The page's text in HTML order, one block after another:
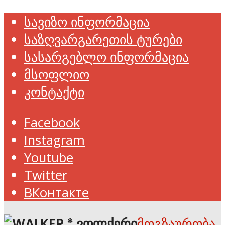
სავიზო ინფორმაცია
საზღვარგარეთის ტურები
სასარგებლო ინფორმაცია
მსოფლიო
კონტაქტი
Facebook
Instagram
Youtube
Twitter
ВКонтакте